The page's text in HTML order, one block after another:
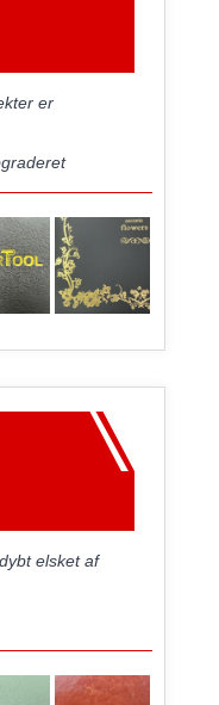
er
elsket af